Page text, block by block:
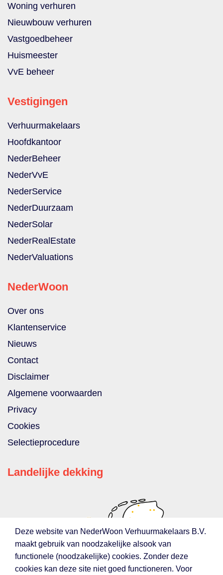
Woning verhuren
Nieuwbouw verhuren
Vastgoedbeheer
Huismeester
VvE beheer
Vestigingen
Verhuurmakelaars
Hoofdkantoor
NederBeheer
NederVvE
NederService
NederDuurzaam
NederSolar
NederRealEstate
NederValuations
NederWoon
Over ons
Klantenservice
Nieuws
Contact
Disclaimer
Algemene voorwaarden
Privacy
Cookies
Selectieprocedure
Landelijke dekking
Deze website van NederWoon Verhuurmakelaars B.V.
maakt gebruik van noodzakelijke alsook van
functionele (noodzakelijke) cookies. Zonder deze
cookies kan deze site niet goed functioneren. Voor